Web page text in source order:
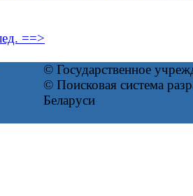
==>
© Государственное
© Поисковая система
Беларуси